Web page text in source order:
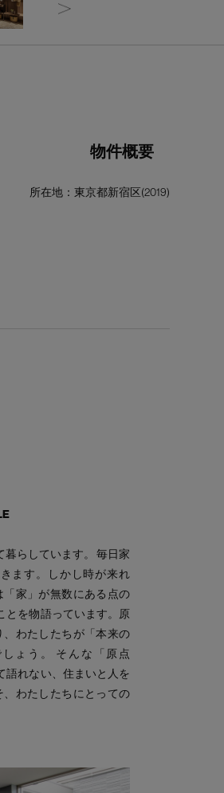
物件概要
所在地：東京都新宿区(2019)
暮らしています。 毎日家
ます。しかし時が来れ
家」が無数にある点の
とを物語っています。原
わたしたちが「本来の
ょう。 そんな「原点
語れない、住まいと人を
わたしたちにとっての